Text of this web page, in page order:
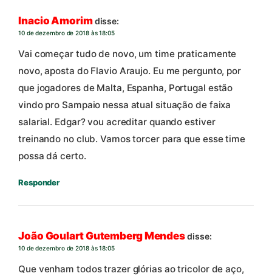
Inacio Amorimdisse:
10 de dezembro de 2018 às 18:05
Vai começar tudo de novo, um time praticamente
novo, aposta do Flavio Araujo. Eu me pergunto, por
que jogadores de Malta, Espanha, Portugal estão
vindo pro Sampaio nessa atual situação de faixa
salarial. Edgar? vou acreditar quando estiver
treinando no club. Vamos torcer para que esse time
possa dá certo.
Responder
João Goulart Gutemberg Mendesdisse:
10 de dezembro de 2018 às 18:05
Que venham todos trazer glórias ao tricolor de aço,